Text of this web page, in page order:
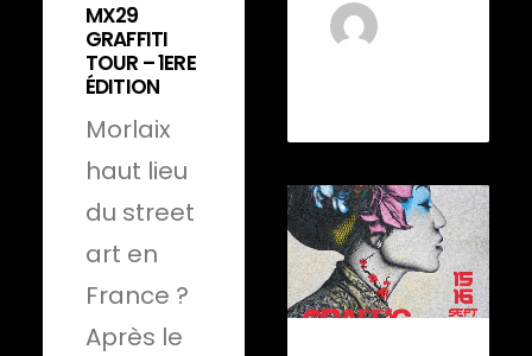
MX29
GRAFFITI
TOUR – 1ERE
ÉDITION
Morlaix
haut lieu
du street
art en
France ?
Après le